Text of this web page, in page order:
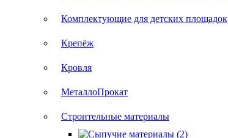
Комплектующие для детских площадок
Крепёж
Кровля
МеталлоПрокат
Строительные материалы